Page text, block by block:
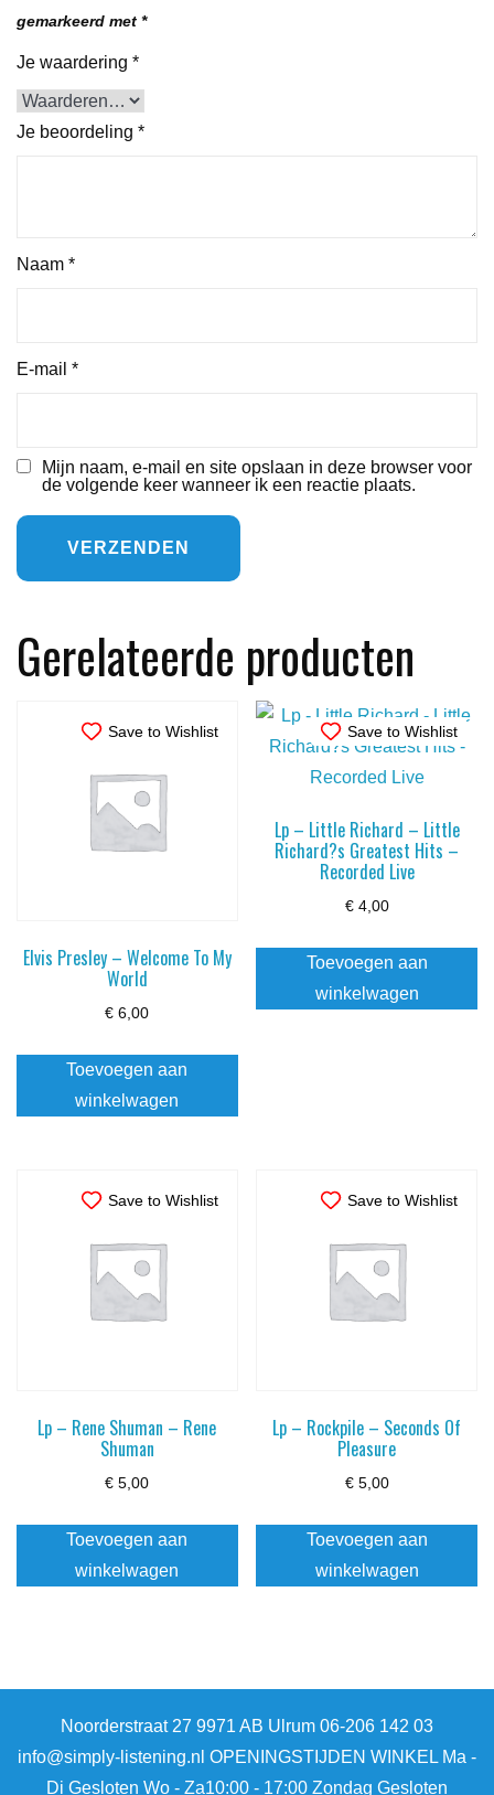
gemarkeerd met *
Je waardering *
Je beoordeling *
Naam *
E-mail *
Mijn naam, e-mail en site opslaan in deze browser voor
de volgende keer wanneer ik een reactie plaats.
Gerelateerde producten
Save to Wishlist
Elvis Presley – Welcome To My
World
€ 6,00
Toevoegen aan
winkelwagen
Save to Wishlist
Lp – Little Richard – Little
Richard?s Greatest Hits –
Recorded Live
€4,00
Toevoegen aan
winkelwagen
Save to Wishlist
Lp – Rene Shuman – Rene
Shuman
€ 5,00
Toevoegen aan
winkelwagen
Save to Wishlist
Lp – Rockpile – Seconds Of
Pleasure
€5,00
Toevoegen aan
winkelwagen
Noorderstraat 27 9971 AB Ulrum 06-206 142 03
info@simply-listening.nl OPENINGSTIJDEN WINKEL Ma -
Di Gesloten Wo - Za10:00 - 17:00 Zondag Gesloten